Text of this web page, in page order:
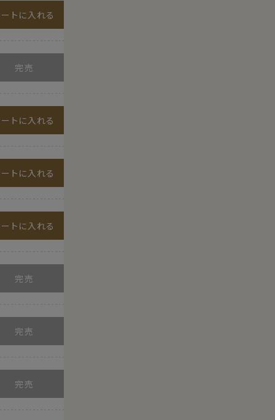
ートに入れる
ートに入れる
ートに入れる
ートに入れる